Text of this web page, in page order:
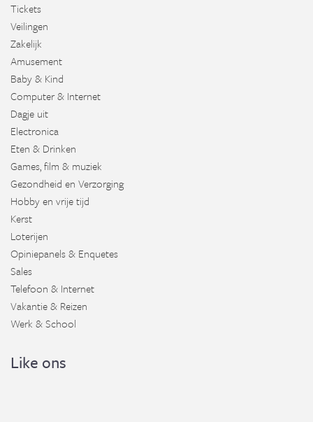
Tickets
Veilingen
Zakelijk
Amusement
Baby & Kind
Computer & Internet
Dagje uit
Electronica
Eten & Drinken
Games, film & muziek
Gezondheid en Verzorging
Hobby en vrije tijd
Kerst
Loterijen
Opiniepanels & Enquetes
Sales
Telefoon & Internet
Vakantie & Reizen
Werk & School
Like ons